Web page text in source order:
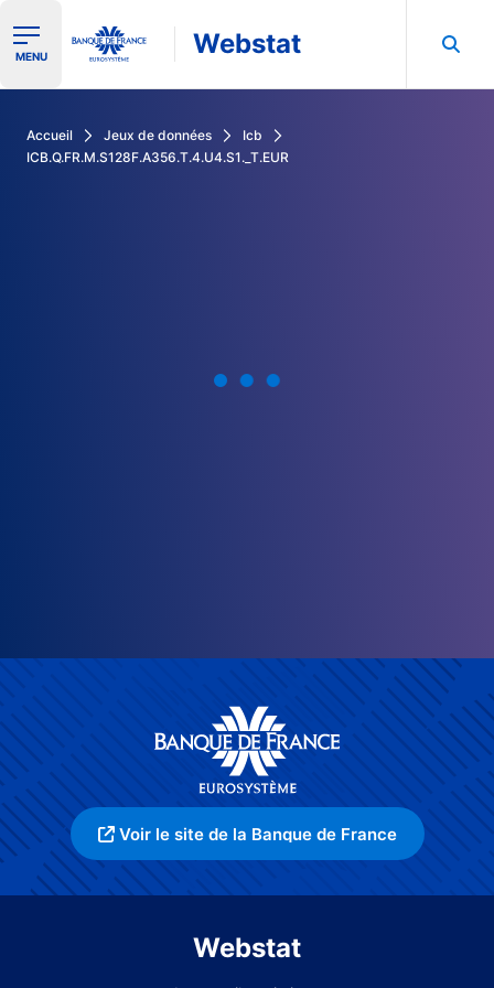
Ouvrir le menu de navigation
MENU Webstat
Accueil Jeux de données
Icb
ICB.Q.FR.M.S128F.A356.T.4.U4.S1._T.EUR
Voir le site de la Banque de France
Webstat